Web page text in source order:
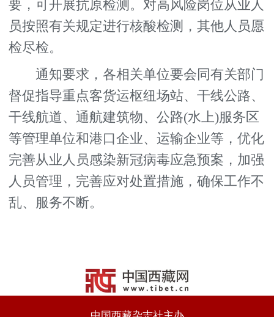
要，可开展抗原检测。对高风险岗位从业人
员按照有关规定进行核酸检测，其他人员愿
检尽检。
通知要求，各相关单位要会同有关部门
督促指导重点客货运枢纽场站、干线公路、
干线航道、通航建筑物、公路(水上)服务区
等管理单位和港口企业、运输企业等，优化
完善从业人员感染新冠病毒应急预案，加强
人员管理，完善应对处置措施，确保工作不
乱、服务不断。